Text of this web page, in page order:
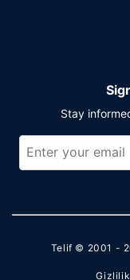
Stay
Telif © 2001 -